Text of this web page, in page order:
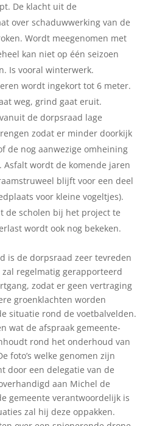
De klacht uit de
over schaduwwerking van de
Wordt meegenomen met
kan niet op één seizoen
Is vooral winterwerk.
wordt ingekort tot 6 meter.
weg, grind gaat eruit.
de dorpsraad lage
zodat er minder doorkijk
de nog aanwezige omheining
Asfalt wordt de komende jaren
blijft voor een deel
voor kleine vogeltjes).
de scholen bij het project te
wordt ook nog bekeken.
is de dorpsraad zeer tevreden
regelmatig gerapporteerd
zodat er geen vertraging
groenklachten worden
situatie rond de voetbalvelden.
wat de afspraak gemeente-
rond het onderhoud van
foto’s welke genomen zijn
door een delegatie van de
aan Michel de
gemeente verantwoordelijk is
zal hij deze oppakken.